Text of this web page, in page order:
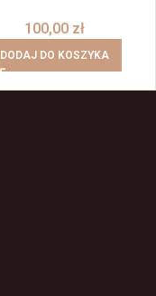
100,00 zł
DODAJ DO KOSZYKA